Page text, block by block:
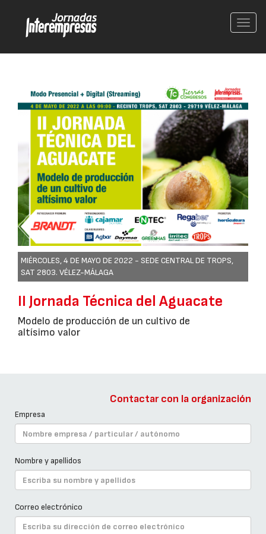
MIÉRCOLES, 4 DE MAYO DE 2022 - SEDE CENTRAL DE TROPS,
SAT 2803. VÉLEZ-MÁLAGA
II Jornada Técnica del Aguacate
Modelo de producción de un cultivo de
altísimo valor
Contactar con la organización
Empresa
Nombre y apellidos
Correo electrónico